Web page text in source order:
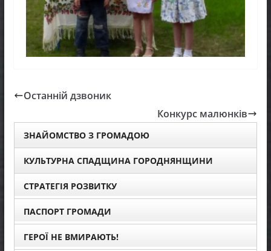
Останній дзвоник
Конкурс малюнків
ЗНАЙОМСТВО З ГРОМАДОЮ
КУЛЬТУРНА СПАДЩИНА ГОРОДНЯНЩИНИ
СТРАТЕГІЯ РОЗВИТКУ
ПАСПОРТ ГРОМАДИ
ГЕРОЇ НЕ ВМИРАЮТЬ!